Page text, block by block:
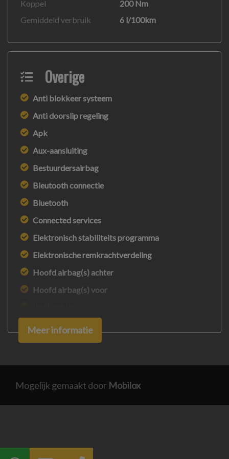
niet alleen op deze informatie maar controleer altijd
zelf de zaken welke voor jou belangrijk zijn en je
op met de verkoper voor aanvullende vragen.
Koppel
200 Nm
Gemiddeld verbruik
6 l/100km
Overige
Anti blokkeer systeem
Anti doorslip regeling
Apk
Aux-aansluiting
Bestuurdersairbag
Bleutooth connectie
Bluetooth
Connected services
Elektronisch stabiliteits programma
Elektronische remkrachtverdeling
Hoofd airbag(s) achter
Hoofd airbag(s) voor
Nationale autopas
Onderhoudsboekjes aanwezig
Bi-xenon koplampen
Meer informatie
Mogelijk gemaakt door Mobilox